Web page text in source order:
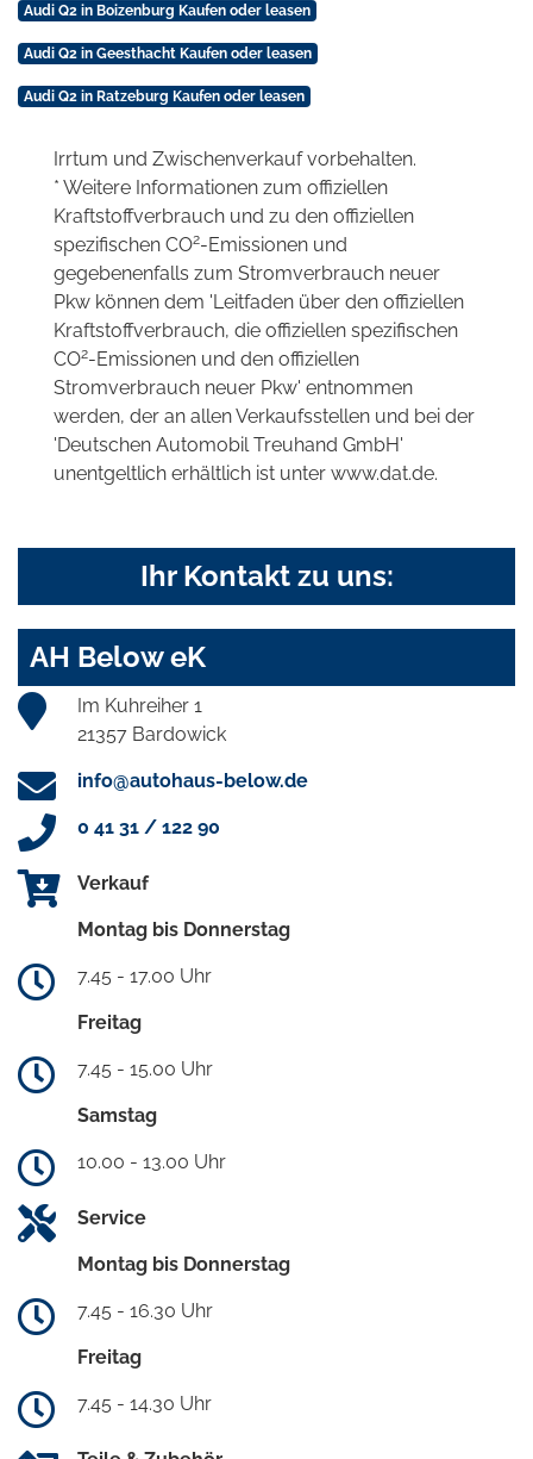
Audi Q2 in Boizenburg Kaufen oder leasen
Audi Q2 in Geesthacht Kaufen oder leasen
Audi Q2 in Ratzeburg Kaufen oder leasen
Irrtum und Zwischenverkauf vorbehalten.
* Weitere Informationen zum offiziellen
Kraftstoffverbrauch und zu den offiziellen
spezifischen CO2-Emissionen und
gegebenenfalls zum Stromverbrauch neuer
Pkw können dem 'Leitfaden über den offiziellen
Kraftstoffverbrauch, die offiziellen spezifischen
CO2-Emissionen und den offiziellen
Stromverbrauch neuer Pkw' entnommen
werden, der an allen Verkaufsstellen und bei der
'Deutschen Automobil Treuhand GmbH'
unentgeltlich erhältlich ist unter www.dat.de.
Ihr Kontakt zu uns:
AH Below eK
Im Kuhreiher 1
21357 Bardowick
info@autohaus-below.de
0 41 31 / 122 90
Verkauf
Montag bis Donnerstag
7.45 - 17.00 Uhr
Freitag
7.45 - 15.00 Uhr
Samstag
10.00 - 13.00 Uhr
Service
Montag bis Donnerstag
7.45 - 16.30 Uhr
Freitag
7.45 - 14.30 Uhr